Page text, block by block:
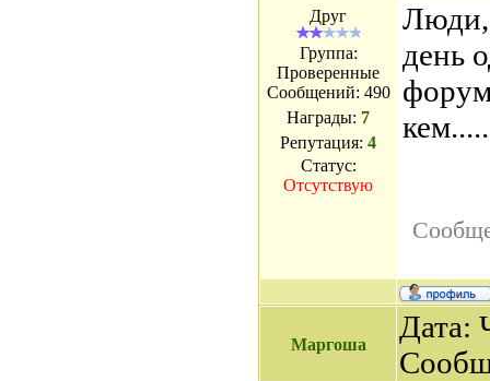
Друг
Группа:
Проверенные
Сообщений: 490
Награды: 7
Репутация: 4
Статус:
Отсутствую
Люди,
день
кем.....
Маргоша
Дата: